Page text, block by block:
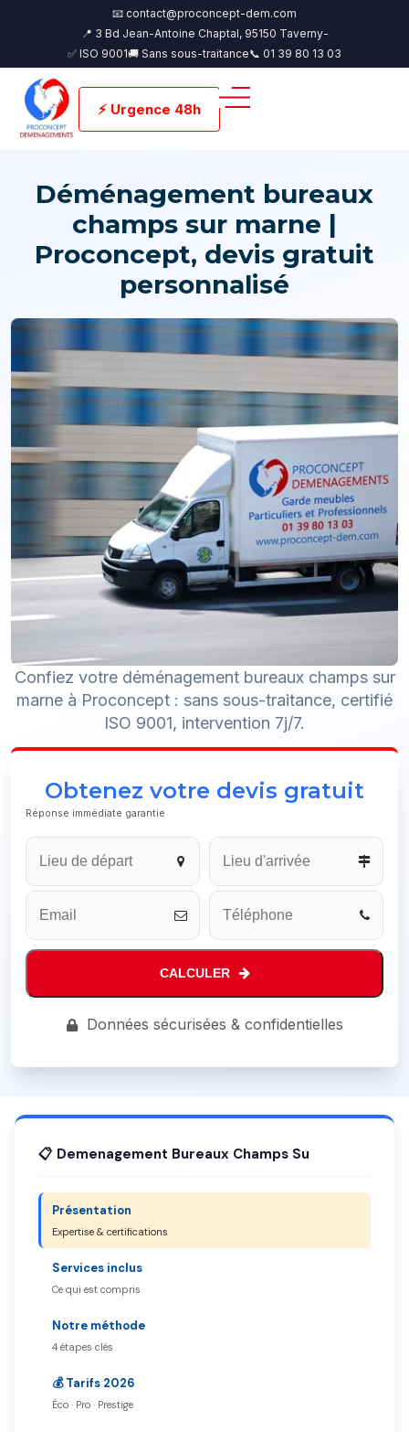
📧 contact@proconcept-dem.com
📍 3 Bd Jean-Antoine Chaptal, 95150 Taverny-
✅ ISO 9001🚚 Sans sous-traitance📞 01 39 80 13 03
⚡ Urgence 48h
Déménagement bureaux
champs sur marne |
Proconcept, devis gratuit
personnalisé
Confiez votre déménagement bureaux champs sur
marne à Proconcept : sans sous-traitance, certifié
ISO 9001, intervention 7j/7.
Obtenez votre devis gratuit
Réponse immédiate garantie
CALCULER
Données sécurisées & confidentielles
📋 Demenagement Bureaux Champs Su
Présentation
Expertise & certifications
Services inclus
Ce qui est compris
Notre méthode
4 étapes clés
💰 Tarifs 2026
Éco · Pro · Prestige